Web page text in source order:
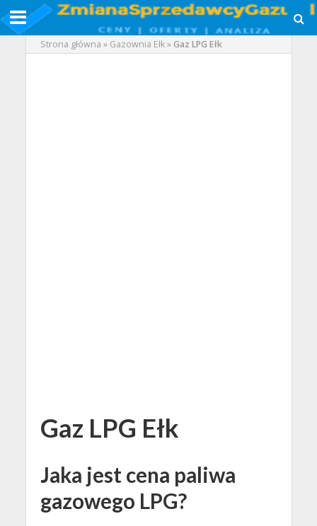
Strona główna » Gazownia Ełk»Gaz LPG Ełk
Gaz LPG Ełk
Jaka jest cena paliwa
gazowego LPG?